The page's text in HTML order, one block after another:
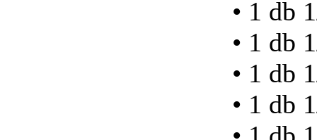
• 1 db
• 1 db
• 1 db
• 1 db